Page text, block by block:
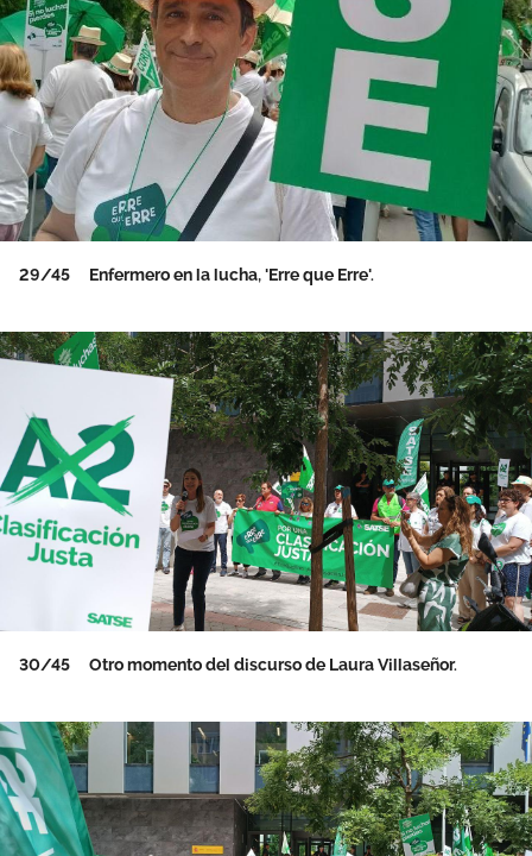
29/45 Enfermero en la lucha, 'Erre que Erre'.
30/45 Otro momento del discurso de Laura Villaseñor.